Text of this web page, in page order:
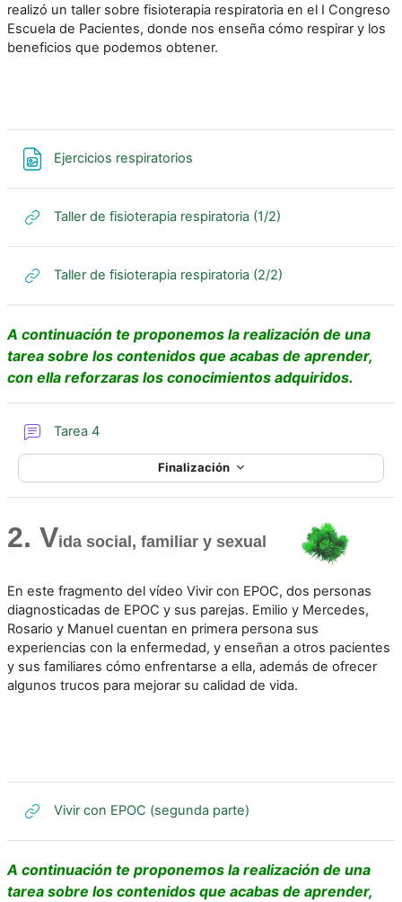
realizó un taller sobre fisioterapia respiratoria en el I Congreso
Escuela de Pacientes, donde nos enseña cómo respirar y los
beneficios que podemos obtener.
Ejercicios respiratorios
Taller de fisioterapia respiratoria (1/2)
Taller de fisioterapia respiratoria (2/2)
A continuación te proponemos la realización de una
tarea sobre los contenidos que acabas de aprender,
con ella reforzaras los conocimientos adquiridos.
Tarea 4
Finalización
2. Vida social, familiar y sexual
En este fragmento del vídeo Vivir con EPOC, dos personas
diagnosticadas de EPOC y sus parejas. Emilio y Mercedes,
Rosario y Manuel cuentan en primera persona sus
experiencias con la enfermedad, y enseñan a otros pacientes
y sus familiares cómo enfrentarse a ella, además de ofrecer
algunos trucos para mejorar su calidad de vida.
Vivir con EPOC (segunda parte)
A continuación te proponemos la realización de una
tarea sobre los contenidos que acabas de aprender,